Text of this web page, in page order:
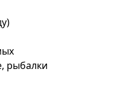
рыбалки